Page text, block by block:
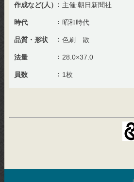
作成など(人） 主催:朝日新聞社
時代 昭和時代
品質・形状 色刷 散
法量 28.0×37.0
員数 1枚